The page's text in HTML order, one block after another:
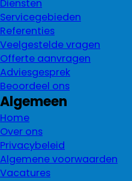
Diensten
Servicegebieden
Referenties
Veelgestelde vragen
Offerte aanvragen
Adviesgesprek
Beoordeel ons
Algemeen
Home
Over ons
Privacybeleid
Algemene voorwaarden
Vacatures